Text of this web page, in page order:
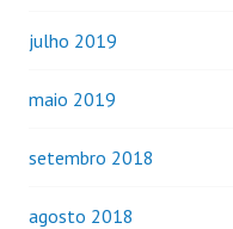
julho 2019
maio 2019
setembro 2018
agosto 2018